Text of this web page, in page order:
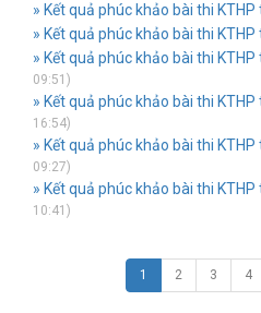
» Kết quả phúc khảo bài thi
» Kết quả phúc khảo bài thi
» Kết quả phúc khảo bài thi
09:51)
» Kết quả phúc khảo bài thi
16:54)
» Kết quả phúc khảo bài thi
09:27)
» Kết quả phúc khảo bài thi
10:41)
1 2 3 4